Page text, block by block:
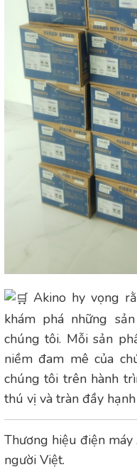
Akino hy vọng
khám phá những
chúng tôi. Mỗi sản
niềm đam mê của
chúng tôi trên hành
thú vị và tràn đầy
Thương hiệu điện
người Việt.